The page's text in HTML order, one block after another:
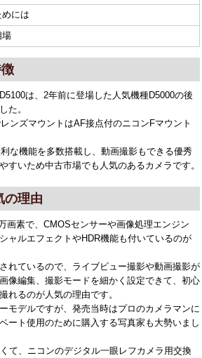
には
場
は、2年前に登場した人気機種D5000の後
た。
ンズマウントはAF接点付のニコンFマウント
な機能を多数搭載し、動画撮影もできる優秀
すいため中古市場でも人気のあるカメラです。
の理由
画素で、CMOSセンサーや画像処理エンジン
ャルエフェクトやHDR機能も付いているのが
れているので、ライブビュー撮影や動画撮影が
像編集、撮影モードを細かく設定できて、初心
れるのが人気の理由です。
モデルですが、発売当時はプロのカメラマンに
ート使用のために購入する写真家も大勢いまし
て、ニコンのデジタル一眼レフカメラ用交換